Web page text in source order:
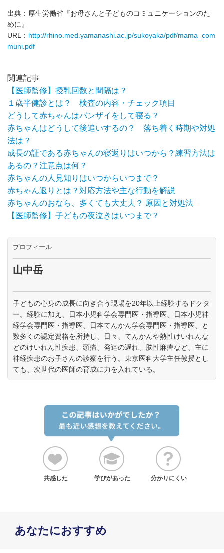
出典：厚生労働省『お母さんと子どものコミュニケーションのた
めに』
URL： http://rhino.med.yamanashi.ac.jp/sukoyaka/pdf/mama_com
muni.pdf
関連記事
【医師監修】授乳回数と間隔は？
１歳半健診とは？ 検査の内容・チェック項目
どうして赤ちゃんはバンザイをして寝る？
赤ちゃんはどうして後追いするの？ 落ち着く時期や対処
法は？
成長の証である赤ちゃんの寝返りはいつから？練習方法は
あるの？注意点は何？
赤ちゃんの人見知りはいつからいつまで？
赤ちゃん返りとは？対応方法や主な行動を解説
赤ちゃんのおなら、多くても大丈夫？ 原因と対処法
【医師監修】子どもの夜泣きはいつまで？
プロフィール
山中岳
子どもの心身の成長に向き合う現場を20年以上経験するドクタ
ー。経験に加え、日本小児科学会専門医・指導医、日本小児神
経学会専門医・指導医、日本てんかん学会専門医・指導医、と
数多くの認定資格を所持し、日々、てんかんや熱性けいれんな
どのけいれん性疾患、頭痛、発達の遅れ、脳性麻痺など、主に
神経疾患のお子さんの診察を行う。東京医科大学主任教授とし
ても、次世代の医師の育成に力を入れている。
共感した 学びがあった 分かりにくい
あなたにおすすめ